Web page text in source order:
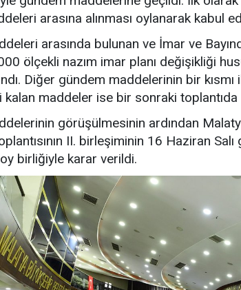
arasına alınması oylanarak kabul
arasında bulunan ve İmar ve
ölçekli nazım imar planı değişikliği
Diğer gündem maddelerinin bir
kalan maddeler ise bir sonraki
görüşülmesinin ardından
II. birleşiminin 16 Haziran
oy birliğiyle karar verildi.